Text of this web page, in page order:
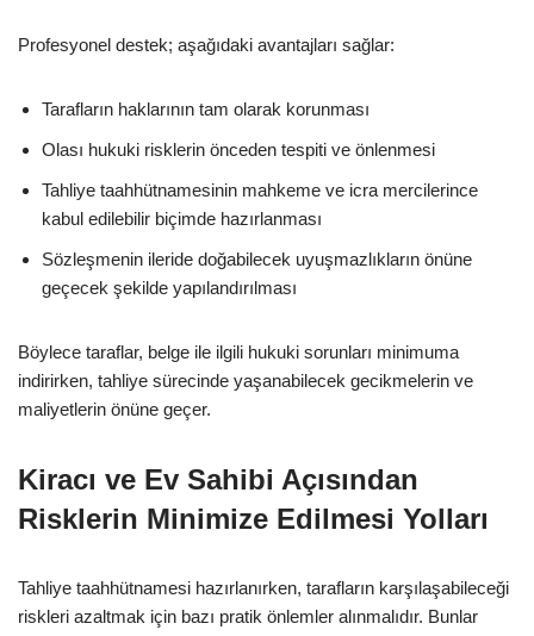
Profesyonel destek; aşağıdaki avantajları sağlar:
Tarafların haklarının tam olarak korunması
Olası hukuki risklerin önceden tespiti ve önlenmesi
Tahliye taahhütnamesinin mahkeme ve icra mercilerince
kabul edilebilir biçimde hazırlanması
Sözleşmenin ileride doğabilecek uyuşmazlıkların önüne
geçecek şekilde yapılandırılması
Böylece taraflar, belge ile ilgili hukuki sorunları minimuma
indirirken, tahliye sürecinde yaşanabilecek gecikmelerin ve
maliyetlerin önüne geçer.
Kiracı ve Ev Sahibi Açısından
Risklerin Minimize Edilmesi Yolları
Tahliye taahhütnamesi hazırlanırken, tarafların karşılaşabileceği
riskleri azaltmak için bazı pratik önlemler alınmalıdır. Bunlar